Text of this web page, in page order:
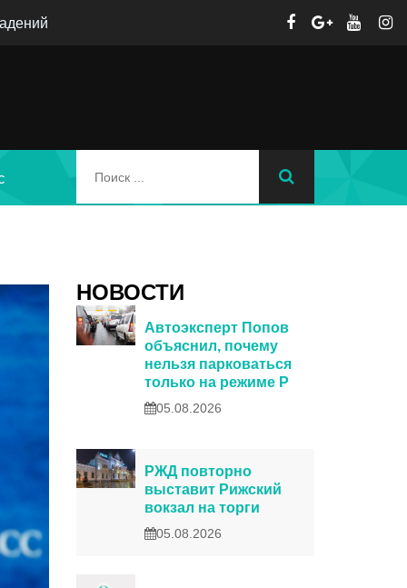
НОВОСТИ
Автоэксперт Попов
объяснил, почему
нельзя парковаться
только на режиме P
05.08.2026
РЖД повторно
выставит Рижский
вокзал на торги
05.08.2026